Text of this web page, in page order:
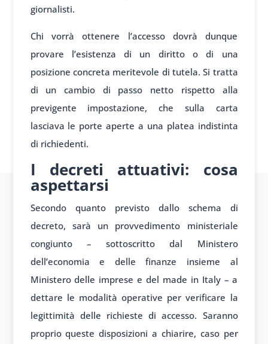
giornalisti.
Chi vorrà ottenere l’accesso dovrà dunque
provare l’esistenza di un diritto o di una
posizione concreta meritevole di tutela. Si tratta
di un cambio di passo netto rispetto alla
previgente impostazione, che sulla carta
lasciava le porte aperte a una platea indistinta
di richiedenti.
I decreti attuativi: cosa
aspettarsi
Secondo quanto previsto dallo schema di
decreto, sarà un provvedimento ministeriale
congiunto – sottoscritto dal Ministero
dell’economia e delle finanze insieme al
Ministero delle imprese e del made in Italy – a
dettare le modalità operative per verificare la
legittimità delle richieste di accesso. Saranno
proprio queste disposizioni a chiarire, caso per